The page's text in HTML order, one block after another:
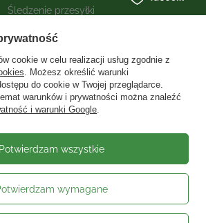
Śledzenie przesyłki
Kontakt
Moje konto
Informacje
Social media
brutto (z VAT).Stawki VAT dla konsumentów z
cookie w celu realizacji usług zgodnie z
. Możesz określić warunki
do cookie w Twojej przeglądarce.
warunków i prywatności można znaleźć
i warunki Google.
wymagane
Potwierdzam wszystkie